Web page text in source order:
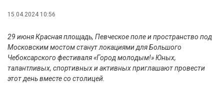
15.04.2024 10:56
29 июня Красная площадь, Певческое поле и пространство под
Московским мостом станут локациями для Большого
Чебоксарского фестиваля «Город молодым!» Юных,
талантливых, спортивных и активных приглашают провести
этот день вместе со столицей.